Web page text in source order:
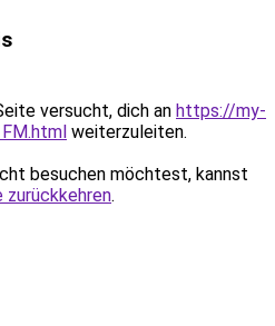
versucht, dich an https://my-
weiterzuleiten.
besuchen möchtest, kannst
zurückkehren.